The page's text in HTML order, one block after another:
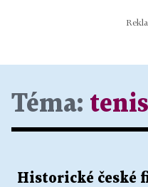
Téma: tenis
Historické české